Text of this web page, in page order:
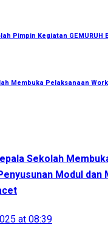
Pimpin Kegiatan GEMURUH
Membuka Pelaksanaan
Sekolah
Modul dan
at 08:39